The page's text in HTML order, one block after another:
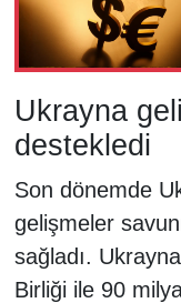
Ukrayna
destekledi
Son dönemde
gelişmeler
sağladı.
Birliği ile 90